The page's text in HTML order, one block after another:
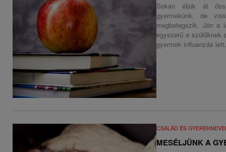
Sokan éljük át
gyermekünk, de
megbetegszik. Jön a
egyszerű a szülőknek
gyermek influenzás lett.
CSALÁD ÉS
MESÉLJÜNK A